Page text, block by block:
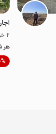
2 خوابه . 110 متر . تا 8 مهمان
هر
10%